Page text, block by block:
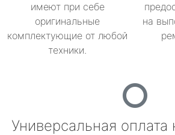
имеют при себе
оригинальные
комплектующие от любой
техники.
на
Универсальная оплата